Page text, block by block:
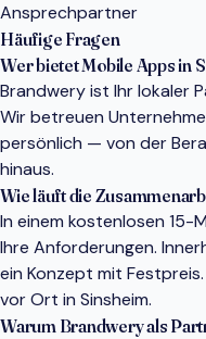
Ansprechpartner
Häufige Fragen
Wer bietet Mobile Apps in
Brandwery ist Ihr lokaler
Wir betreuen
persönlich — von der
hinaus.
Wie läuft die
In einem kostenlosen
Ihre Anforderungen.
ein Konzept mit
vor Ort in Sinsheim.
Warum Brandwery als